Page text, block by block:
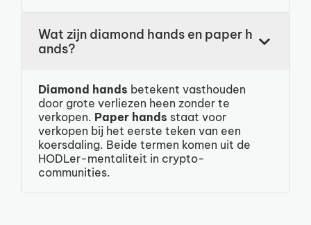
Wat zijn diamond hands en paper h
ands?
Diamond hands betekent vasthouden
door grote verliezen heen zonder te
verkopen. Paper hands staat voor
verkopen bij het eerste teken van een
koersdaling. Beide termen komen uit de
HODLer-mentaliteit in crypto-
communities.